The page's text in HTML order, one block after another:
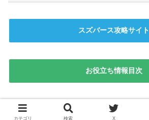
スズバース攻略サイト
お役立ち情報目次
カテゴリ 検索 X